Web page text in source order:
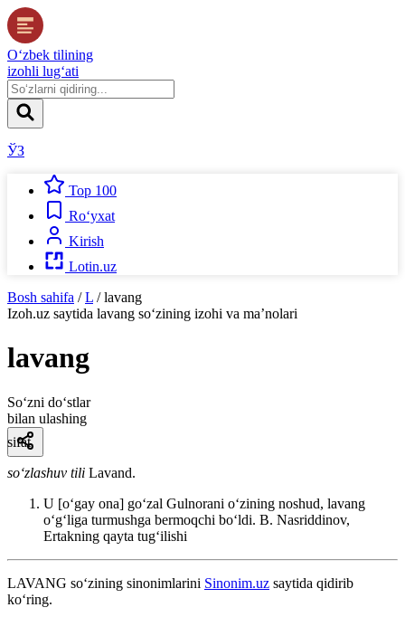
O‘zbek tilining
izohli lug‘ati
ЎЗ
Top 100
Ro‘yxat
Kirish
Lotin.uz
Bosh sahifa / L / lavang
Izoh.uz saytida lavang so‘zining izohi va ma’nolari
lavang
So‘zni do‘stlar
bilan ulashing
sifat
so‘zlashuv tili Lavand.
U [oʻgay ona] goʻzal Gulnorani oʻzining noshud, lavang
oʻgʻliga turmushga bermoqchi boʻldi. B. Nasriddinov,
Ertakning qayta tugʻilishi
LAVANG so‘zining sinonimlarini Sinonim.uz saytida qidirib
ko‘ring.